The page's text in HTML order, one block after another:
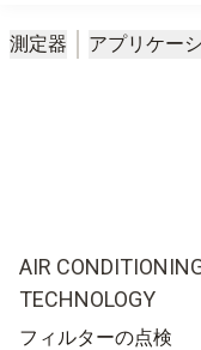
測定器 アプリケー
AIR
TECHNOLOGY
フィルターの点検